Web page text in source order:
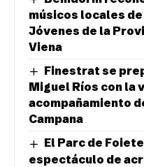
músicos locales
Jóvenes de la
Viena
Finestrat se
Miguel Ríos con la
acompañamiento
Campana
El Parc de
espectáculo de